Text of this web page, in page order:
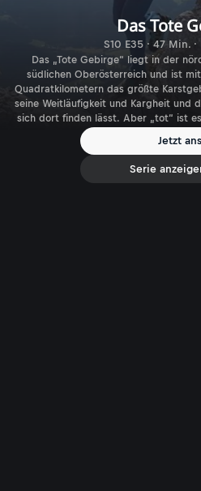
Das Tote
S10 E35 · 47 Min.
Das „Tote Gebirge“ liegt in der
südlichen Oberösterreich und ist
Quadratkilometern das größte
seine Weitläufigkeit und Kargheit und
sich dort finden lässt. Aber „tot“ ist
Begeisterte hat diese
Jetzt
Serie